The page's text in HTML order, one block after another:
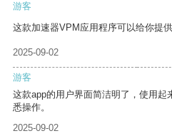
游客
这款加速器VPM应用程序可以给你提
2025-09-02
游客
这款app的用户界面简洁明了，使用
悉操作。
2025-09-02